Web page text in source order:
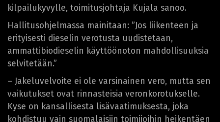
kilpailukyvylle, toimitusjohtaja Kujala sanoo.
Hallitusohjelmassa mainitaan: ”Jos liikenteen ja
erityisesti dieselin verotusta uudistetaan,
ammattibiodieselin käyttöönoton mahdollisuuksia
selvitetään.”
– Jakeluvelvoite ei ole varsinainen vero, mutta sen
vaikutukset ovat rinnasteisia veronkorotukselle.
Kyse on kansallisesta lisävaatimuksesta, joka
kohdistuu vain suomalaisiin toimijoihin heikentäen